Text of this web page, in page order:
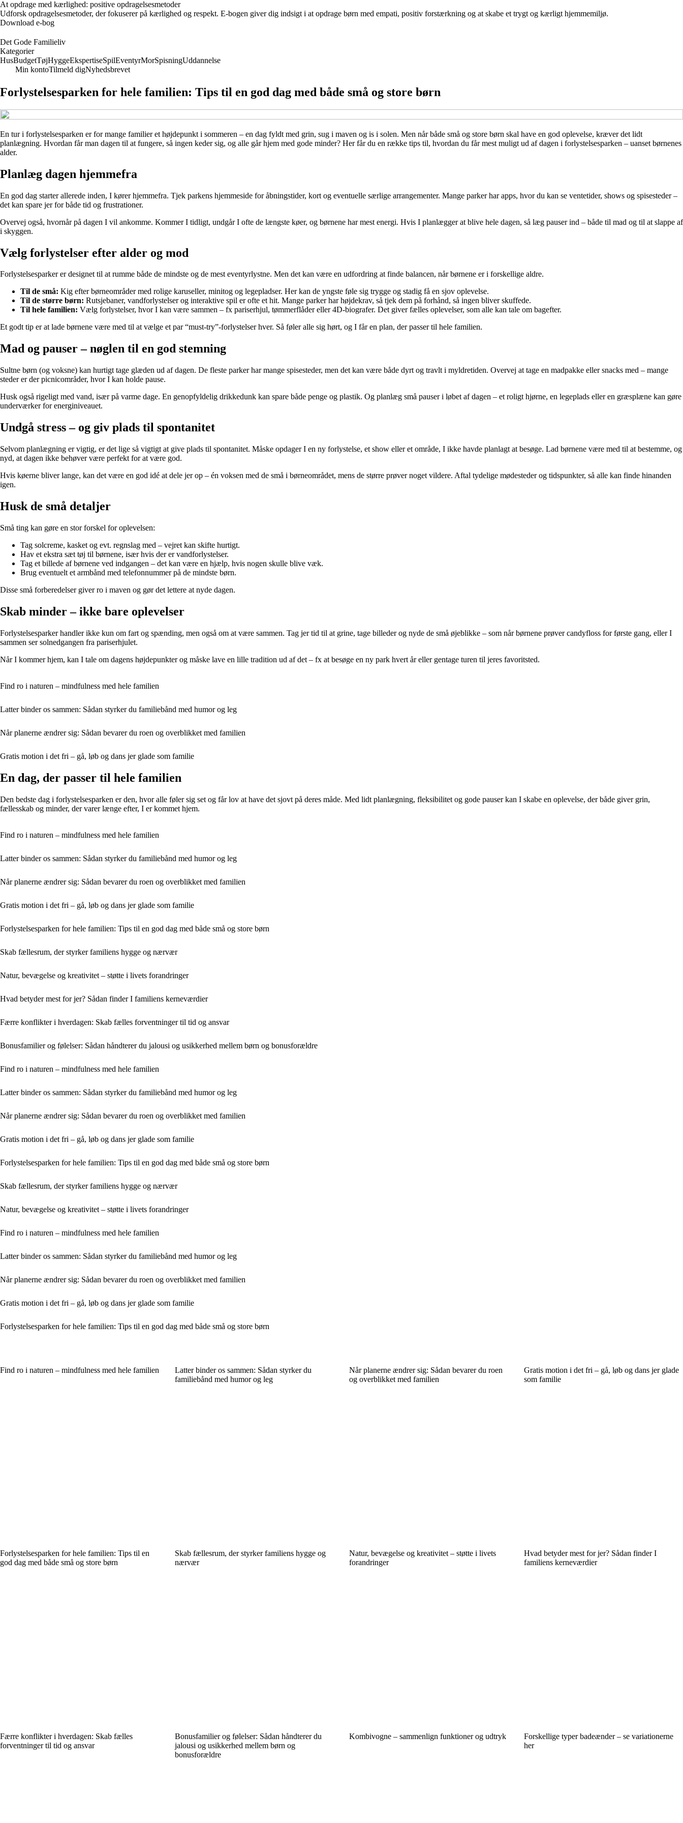
At opdrage med kærlighed: positive opdragelsesmetoder
Udforsk opdragelsesmetoder, der fokuserer på kærlighed og respekt. E-bogen giver dig indsigt i at opdrage børn med empati, positiv forstærkning og at skabe et trygt og kærligt hjemmemiljø.
Download e-bog
Det Gode Familieliv
Kategorier
HusBudgetTøjHyggeEkspertiseSpilEventyrMorSpisningUddannelse
Min kontoTilmeld digNyhedsbrevet
Forlystelsesparken for hele familien: Tips til en god dag med både små og store børn
En tur i forlystelsesparken er for mange familier et højdepunkt i sommeren – en dag fyldt med grin, sug i maven og is i solen. Men når både små og store børn skal have en god oplevelse, kræver det lidt
planlægning. Hvordan får man dagen til at fungere, så ingen keder sig, og alle går hjem med gode minder? Her får du en række tips til, hvordan du får mest muligt ud af dagen i forlystelsesparken – uanset børnenes
alder.
Planlæg dagen hjemmefra
En god dag starter allerede inden, I kører hjemmefra. Tjek parkens hjemmeside for åbningstider, kort og eventuelle særlige arrangementer. Mange parker har apps, hvor du kan se ventetider, shows og spisesteder –
det kan spare jer for både tid og frustrationer.
Overvej også, hvornår på dagen I vil ankomme. Kommer I tidligt, undgår I ofte de længste køer, og børnene har mest energi. Hvis I planlægger at blive hele dagen, så læg pauser ind – både til mad og til at slappe af
i skyggen.
Vælg forlystelser efter alder og mod
Forlystelsesparker er designet til at rumme både de mindste og de mest eventyrlystne. Men det kan være en udfordring at finde balancen, når børnene er i forskellige aldre.
Til de små: Kig efter børneområder med rolige karuseller, minitog og legepladser. Her kan de yngste føle sig trygge og stadig få en sjov oplevelse.
Til de større børn: Rutsjebaner, vandforlystelser og interaktive spil er ofte et hit. Mange parker har højdekrav, så tjek dem på forhånd, så ingen bliver skuffede.
Til hele familien: Vælg forlystelser, hvor I kan være sammen – fx pariserhjul, tømmerflåder eller 4D-biografer. Det giver fælles oplevelser, som alle kan tale om bagefter.
Et godt tip er at lade børnene være med til at vælge et par “must-try”-forlystelser hver. Så føler alle sig hørt, og I får en plan, der passer til hele familien.
Mad og pauser – nøglen til en god stemning
Sultne børn (og voksne) kan hurtigt tage glæden ud af dagen. De fleste parker har mange spisesteder, men det kan være både dyrt og travlt i myldretiden. Overvej at tage en madpakke eller snacks med – mange
steder er der picnicområder, hvor I kan holde pause.
Husk også rigeligt med vand, især på varme dage. En genopfyldelig drikkedunk kan spare både penge og plastik. Og planlæg små pauser i løbet af dagen – et roligt hjørne, en legeplads eller en græsplæne kan gøre
underværker for energiniveauet.
Undgå stress – og giv plads til spontanitet
Selvom planlægning er vigtig, er det lige så vigtigt at give plads til spontanitet. Måske opdager I en ny forlystelse, et show eller et område, I ikke havde planlagt at besøge. Lad børnene være med til at bestemme, og
nyd, at dagen ikke behøver være perfekt for at være god.
Hvis køerne bliver lange, kan det være en god idé at dele jer op – én voksen med de små i børneområdet, mens de større prøver noget vildere. Aftal tydelige mødesteder og tidspunkter, så alle kan finde hinanden
igen.
Husk de små detaljer
Små ting kan gøre en stor forskel for oplevelsen:
Tag solcreme, kasket og evt. regnslag med – vejret kan skifte hurtigt.
Hav et ekstra sæt tøj til børnene, især hvis der er vandforlystelser.
Tag et billede af børnene ved indgangen – det kan være en hjælp, hvis nogen skulle blive væk.
Brug eventuelt et armbånd med telefonnummer på de mindste børn.
Disse små forberedelser giver ro i maven og gør det lettere at nyde dagen.
Skab minder – ikke bare oplevelser
Forlystelsesparker handler ikke kun om fart og spænding, men også om at være sammen. Tag jer tid til at grine, tage billeder og nyde de små øjeblikke – som når børnene prøver candyfloss for første gang, eller I
sammen ser solnedgangen fra pariserhjulet.
Når I kommer hjem, kan I tale om dagens højdepunkter og måske lave en lille tradition ud af det – fx at besøge en ny park hvert år eller gentage turen til jeres favoritsted.
Find ro i naturen – mindfulness med hele familien
Latter binder os sammen: Sådan styrker du familiebånd med humor og leg
Når planerne ændrer sig: Sådan bevarer du roen og overblikket med familien
Gratis motion i det fri – gå, løb og dans jer glade som familie
En dag, der passer til hele familien
Den bedste dag i forlystelsesparken er den, hvor alle føler sig set og får lov at have det sjovt på deres måde. Med lidt planlægning, fleksibilitet og gode pauser kan I skabe en oplevelse, der både giver grin,
fællesskab og minder, der varer længe efter, I er kommet hjem.
Find ro i naturen – mindfulness med hele familien
Latter binder os sammen: Sådan styrker du familiebånd med humor og leg
Når planerne ændrer sig: Sådan bevarer du roen og overblikket med familien
Gratis motion i det fri – gå, løb og dans jer glade som familie
Forlystelsesparken for hele familien: Tips til en god dag med både små og store børn
Skab fællesrum, der styrker familiens hygge og nærvær
Natur, bevægelse og kreativitet – støtte i livets forandringer
Hvad betyder mest for jer? Sådan finder I familiens kerneværdier
Færre konflikter i hverdagen: Skab fælles forventninger til tid og ansvar
Bonusfamilier og følelser: Sådan håndterer du jalousi og usikkerhed mellem børn og bonusforældre
Find ro i naturen – mindfulness med hele familien
Latter binder os sammen: Sådan styrker du familiebånd med humor og leg
Når planerne ændrer sig: Sådan bevarer du roen og overblikket med familien
Gratis motion i det fri – gå, løb og dans jer glade som familie
Forlystelsesparken for hele familien: Tips til en god dag med både små og store børn
Skab fællesrum, der styrker familiens hygge og nærvær
Natur, bevægelse og kreativitet – støtte i livets forandringer
Find ro i naturen – mindfulness med hele familien
Latter binder os sammen: Sådan styrker du familiebånd med humor og leg
Når planerne ændrer sig: Sådan bevarer du roen og overblikket med familien
Gratis motion i det fri – gå, løb og dans jer glade som familie
Forlystelsesparken for hele familien: Tips til en god dag med både små og store børn
Find ro i naturen – mindfulness med hele familien
Latter binder os sammen: Sådan styrker du
familiebånd med humor og leg
Når planerne ændrer sig: Sådan bevarer du roen
og overblikket med familien
Gratis motion i det fri – gå, løb og dans jer glade
som familie
Forlystelsesparken for hele familien: Tips til en
god dag med både små og store børn
Skab fællesrum, der styrker familiens hygge og
nærvær
Natur, bevægelse og kreativitet – støtte i livets
forandringer
Hvad betyder mest for jer? Sådan finder I
familiens kerneværdier
Færre konflikter i hverdagen: Skab fælles
forventninger til tid og ansvar
Bonusfamilier og følelser: Sådan håndterer du
jalousi og usikkerhed mellem børn og
bonusforældre
Kombivogne – sammenlign funktioner og udtryk
Forskellige typer badeænder – se variationerne
her